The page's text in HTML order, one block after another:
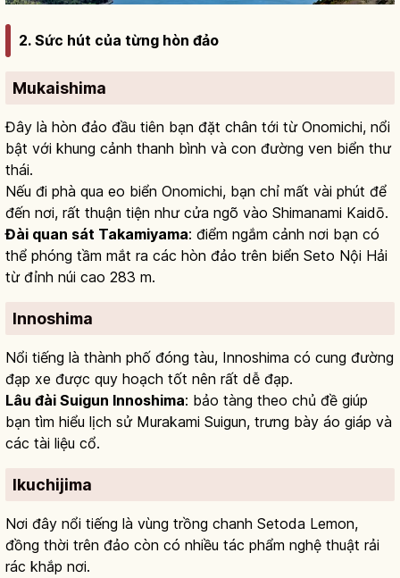
2. Sức hút của từng hòn đảo
Mukaishima
Đây là hòn đảo đầu tiên bạn đặt chân tới từ Onomichi, nổi
bật với khung cảnh thanh bình và con đường ven biển thư
thái.
Nếu đi phà qua eo biển Onomichi, bạn chỉ mất vài phút để
đến nơi, rất thuận tiện như cửa ngõ vào Shimanami Kaidō.
Đài quan sát Takamiyama: điểm ngắm cảnh nơi bạn có
thể phóng tầm mắt ra các hòn đảo trên biển Seto Nội Hải
từ đỉnh núi cao 283 m.
Innoshima
Nổi tiếng là thành phố đóng tàu, Innoshima có cung đường
đạp xe được quy hoạch tốt nên rất dễ đạp.
Lâu đài Suigun Innoshima: bảo tàng theo chủ đề giúp
bạn tìm hiểu lịch sử Murakami Suigun, trưng bày áo giáp và
các tài liệu cổ.
Ikuchijima
Nơi đây nổi tiếng là vùng trồng chanh Setoda Lemon,
đồng thời trên đảo còn có nhiều tác phẩm nghệ thuật rải
rác khắp nơi.